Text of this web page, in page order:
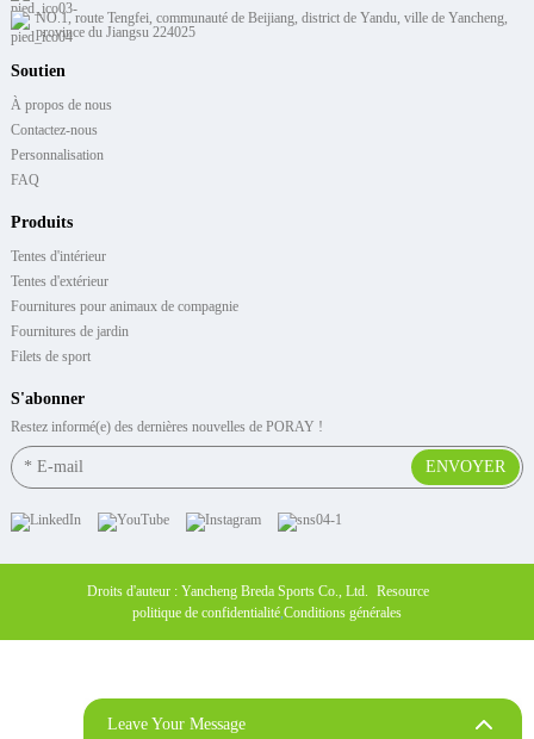
NO.1, route Tengfei, communauté de Beijiang, district de Yandu, ville de Yancheng,
province du Jiangsu 224025
Soutien
À propos de nous
Contactez-nous
Personnalisation
FAQ
Produits
Tentes d'intérieur
Tentes d'extérieur
Fournitures pour animaux de compagnie
Fournitures de jardin
Filets de sport
S'abonner
Restez informé(e) des dernières nouvelles de PORAY !
ENVOYER
Droits d'auteur : Yancheng Breda Sports Co., Ltd. Resource
politique de confidentialité,Conditions générales
Leave Your Message